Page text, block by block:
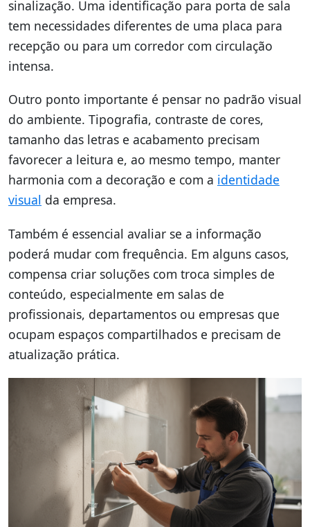
sinalização. Uma identificação para porta de sala
tem necessidades diferentes de uma placa para
recepção ou para um corredor com circulação
intensa.
Outro ponto importante é pensar no padrão visual
do ambiente. Tipografia, contraste de cores,
tamanho das letras e acabamento precisam
favorecer a leitura e, ao mesmo tempo, manter
harmonia com a decoração e com a identidade
visual da empresa.
Também é essencial avaliar se a informação
poderá mudar com frequência. Em alguns casos,
compensa criar soluções com troca simples de
conteúdo, especialmente em salas de
profissionais, departamentos ou empresas que
ocupam espaços compartilhados e precisam de
atualização prática.